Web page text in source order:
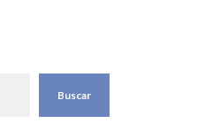
Buscar